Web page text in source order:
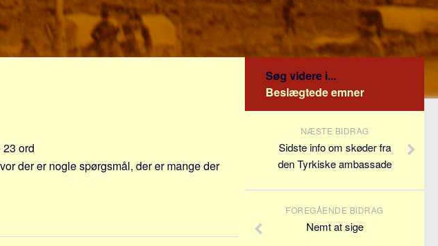
ord
der er nogle spørgsmål, der er mange der
Søg videre i...
Beslægtede emner
NÆSTE BIDRAG
Sidste info om skøder fra
den Tyrkiske ambassade
FOREGÅENDE BIDRAG
Nemt at sige